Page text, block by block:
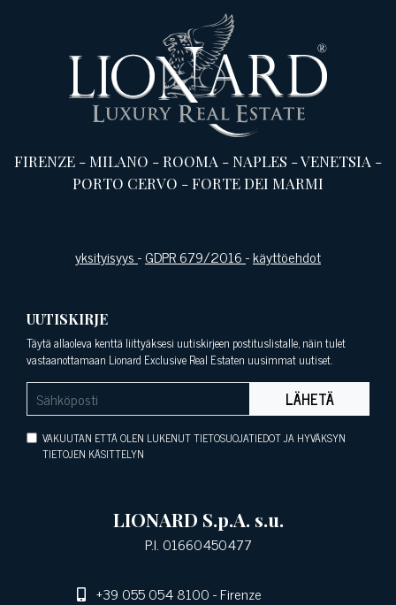
FIRENZE -MILANO -ROOMA -NAPLES -VENETSIA -
PORTO CERVO -FORTE DEI MARMI
yksityisyys-GDPR 679/2016-käyttöehdot
UUTISKIRJE
Täytä allaoleva kenttä liittyäksesi uutiskirjeen postituslistalle, näin tulet
vastaanottamaan Lionard Exclusive Real Estaten uusimmat uutiset.
LÄHETÄ
VAKUUTAN ETTÄ OLEN LUKENUT TIETOSUOJATIEDOT JA HYVÄKSYN
TIETOJEN KÄSITTELYN
LIONARD S.p.A. s.u.
P.I. 01660450477
+39 055 054 8100- Firenze